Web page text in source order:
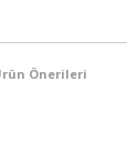
Önerileri